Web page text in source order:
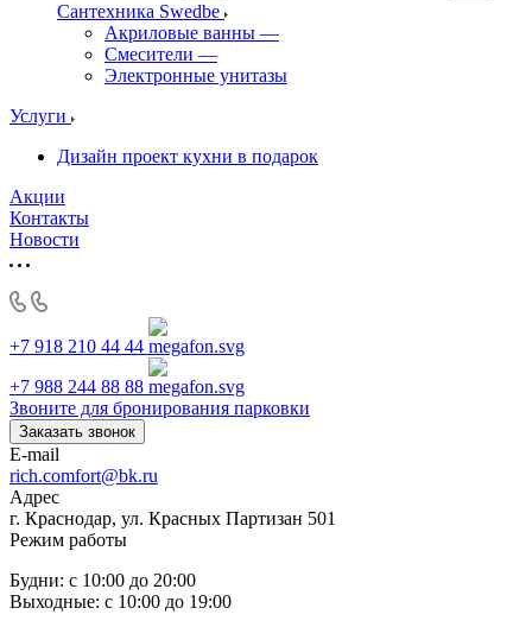
Сантехника Swedbe
Акриловые ванны —
Смесители —
Электронные унитазы
Услуги
Дизайн проект кухни в подарок
Акции
Контакты
Новости
+7 918 210 44 44
+7 988 244 88 88
Звоните для бронирования парковки
Заказать звонок
E-mail
rich.comfort@bk.ru
Адрес
г. Краснодар, ул. Красных Партизан 501
Режим работы
Будни: с 10:00 до 20:00
Выходные: с 10:00 до 19:00